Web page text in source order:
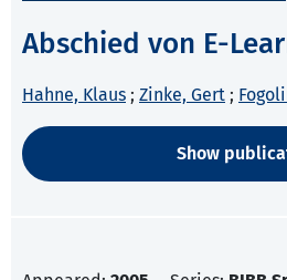
Abschied von E-
Hahne, Klaus ; Zinke, Gert ;
Show